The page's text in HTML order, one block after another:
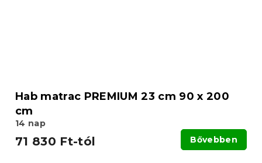
Hab matrac PREMIUM 23 cm 90 x 200
cm
14 nap
71 830 Ft-tól Bővebben